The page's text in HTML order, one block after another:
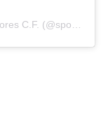
Una publicación compartida de Sporting Dolores C.F. (@sporting.dolores)